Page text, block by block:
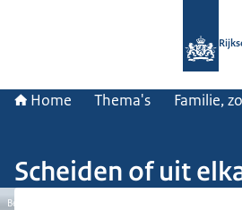
Home Thema's Familie,
Scheiden of uit
Beeld: © ANP / Roos Koole